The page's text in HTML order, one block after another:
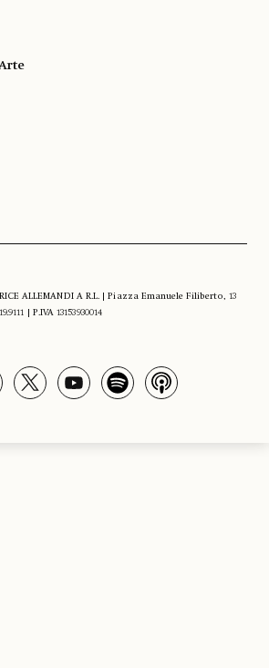
ALLEMANDI A R.L. | Piazza Emanuele Filiberto, 13
| P.IVA 13153930014